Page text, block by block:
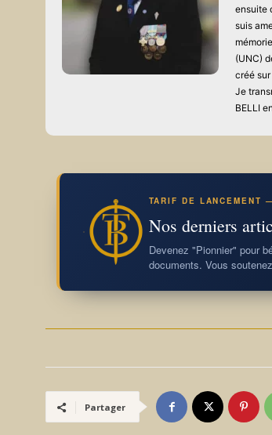
ensuite
suis
(UNC)
créé
Je
BELLI
TARIF DE LANCEMENT
Nos derniers
Devenez "Pionnier" pour
documents. Vous
Partager